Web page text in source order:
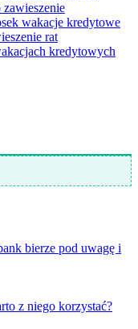
wakacje kredytowe
rat
kredytowych
bierze pod uwagę i
z niego korzystać?